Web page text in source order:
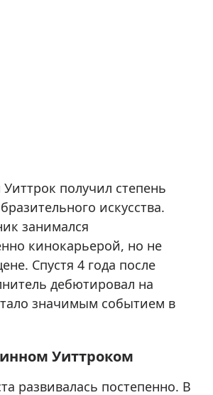
получил степень
искусства.
занимался
кинокарьерой, но не
Спустя 4 года после
дебютировал на
значимым событием в
Уиттроком
развивалась постепенно. В